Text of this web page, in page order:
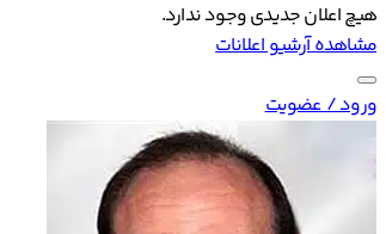
هیچ اعلان جدیدی وجود ندارد.
مشاهده آرشیو اعلانات
ورود / عضویت